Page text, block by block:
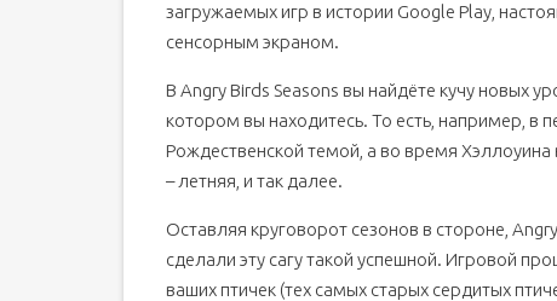
загружаемых игр в истории Google Play,
сенсорным экраном.
В Angry Birds Seasons вы найдёте кучу новых
котором вы находитесь. То есть, например, в
Рождественской темой, а во время
– летняя, и так далее.
Оставляя круговорот сезонов в стороне,
сделали эту сагу такой успешной. Игровой
ваших птичек (тех самых старых сердитых